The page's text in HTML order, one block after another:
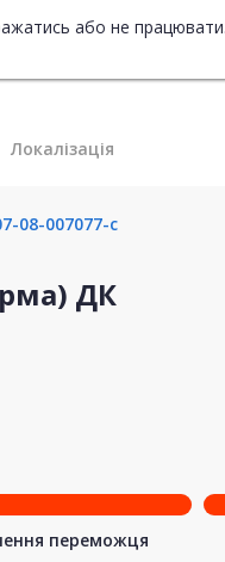
або не
Локалізація
08-007077-c
ДК
переможця